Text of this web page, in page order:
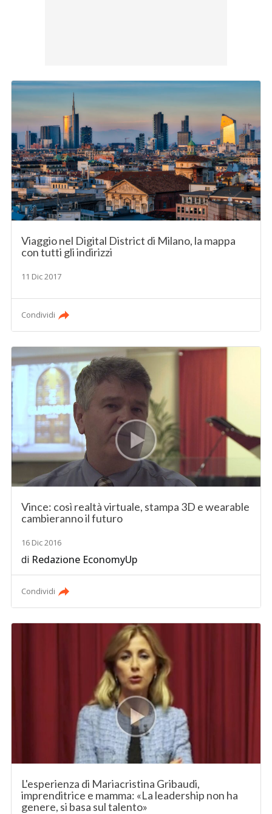
Viaggio nel Digital District di Milano, la mappa
con tutti gli indirizzi
11 Dic 2017
Condividi
Vince: così realtà virtuale, stampa 3D e wearable
cambieranno il futuro
16 Dic 2016
di Redazione EconomyUp
Condividi
L'esperienza di Mariacristina Gribaudi,
imprenditrice e mamma: «La leadership non ha
genere, si basa sul talento»